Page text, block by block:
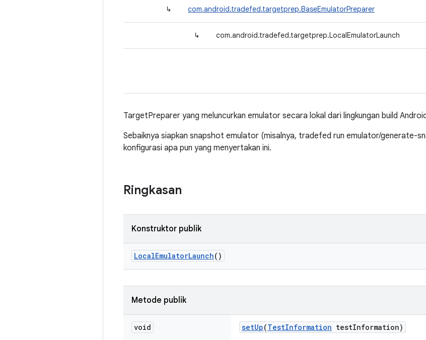
↳ com.android.tradefed.targetprep.BaseEmulatorPreparer
↳ com.android.tradefed.targetprep.LocalEmulatorLaunch
TargetPreparer yang meluncurkan emulator secara lokal dari lingkungan build
Sebaiknya siapkan snapshot emulator (misalnya, tradefed run emulator/generate-
konfigurasi apa pun yang menyertakan ini.
Ringkasan
Konstruktor publik
LocalEmulatorLaunch()
Metode publik
void setUp(TestInformation testInformation)